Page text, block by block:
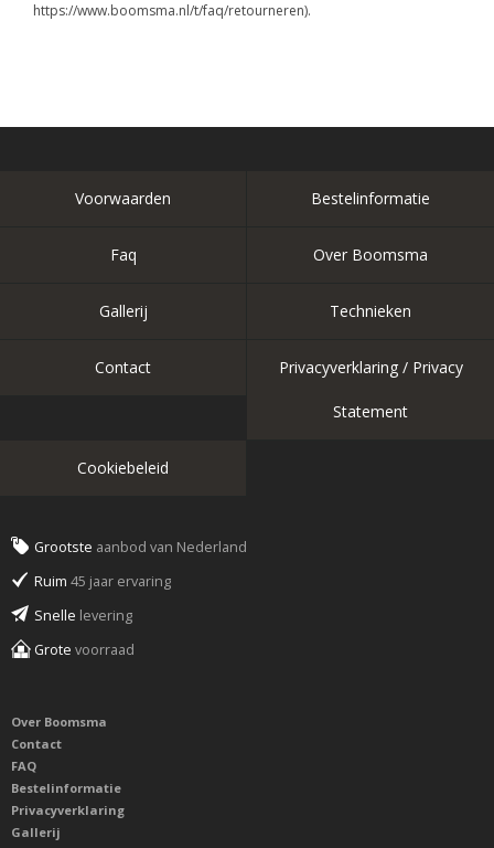
https://www.boomsma.nl/t/faq/retourneren).
Voorwaarden Bestelinformatie
Faq Over Boomsma
Gallerij Technieken
Contact Privacyverklaring / Privacy
Statement
Cookiebeleid
Grootste aanbod van Nederland
Ruim 45 jaar ervaring
Snelle levering
Grote voorraad
Over Boomsma
Contact
FAQ
Bestelinformatie
Privacyverklaring
Gallerij